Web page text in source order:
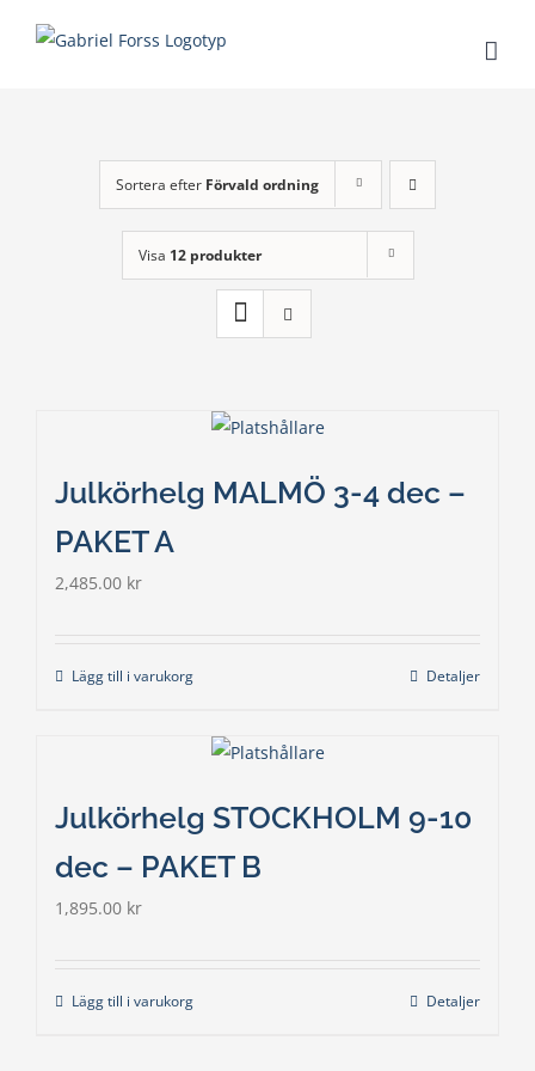
Sortera efter Förvald ordning
Visa 12 produkter
Julkörhelg MALMÖ 3-4 dec –
PAKET A
2,485.00 kr
Lägg till i varukorg Detaljer
Julkörhelg STOCKHOLM 9-10
dec – PAKET B
1,895.00 kr
Lägg till i varukorg Detaljer